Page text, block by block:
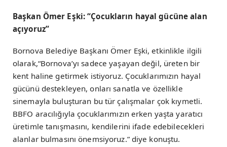
Başkan Ömer Eşki: “Çocukların hayal gücüne alan
açıyoruz”
Bornova Belediye Başkanı Ömer Eşki, etkinlikle ilgili
olarak,“Bornova’yı sadece yaşayan değil, üreten bir
kent haline getirmek istiyoruz. Çocuklarımızın hayal
gücünü destekleyen, onları sanatla ve özellikle
sinemayla buluşturan bu tür çalışmalar çok kıymetli.
BBFO aracılığıyla çocuklarımızın erken yaşta yaratıcı
üretimle tanışmasını, kendilerini ifade edebilecekleri
alanlar bulmasını önemsiyoruz.” diye konuştu.